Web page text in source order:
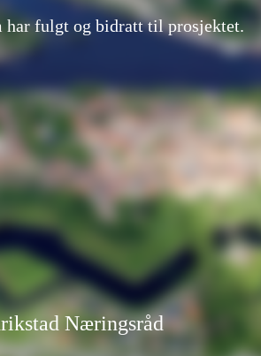
har fulgt og bidratt til prosjektet.
Næringsråd